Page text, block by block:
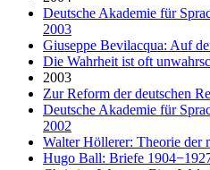
Deutsche Akademie für
2003
Giuseppe Bevilacqua: Auf
Die Wahrheit ist oft
2003
Zur Reform der deutschen
Deutsche Akademie für
2002
Walter Höllerer: Theorie der
Hugo Ball: Briefe